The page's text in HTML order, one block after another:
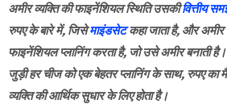
अमीर व्यक्ति की फाइनेंशियल स्थिति उसकीवित्तीय
रुपए के बारे में, जिसेमाइंडसेटकहा जाता है, और अमीर
फाइनेंशियल प्लानिंग करता है, जो उसे अमीर बनाती
जुड़ी हर चीज को एक बेहतर प्लानिंग के साथ, रुपए का
व्यक्ति की आर्थिक सुधार के लिए होता है।